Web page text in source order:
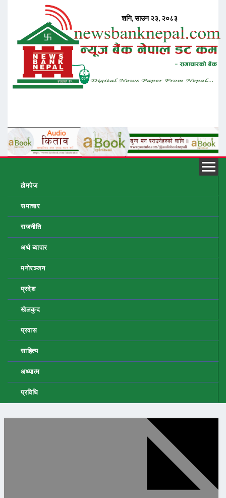
होमपेज
समाचार
राजनीति
अर्थ ब्यापार
मनोरञ्जन
प्रदेश
खेलकुद
प्रवास
साहित्य
अध्यात्म
प्रविधि